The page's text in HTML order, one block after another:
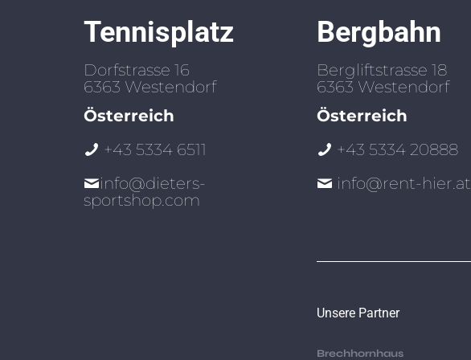
Tennisplatz
Dorfstrasse 16
6363 Westendorf
Österreich
+43 5334 6511
info@dieters-
sportshop.com
Bergbahn
Bergliftstrasse 18
6363 Westendorf
Österreich
+43 5334 20888
info@rent-hier.at
Unsere Partner
Brechhornhaus